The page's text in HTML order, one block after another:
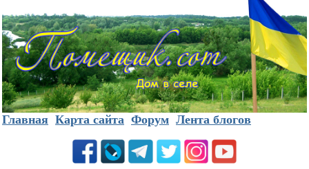
Главная Карта сайта Форум Лента блогов